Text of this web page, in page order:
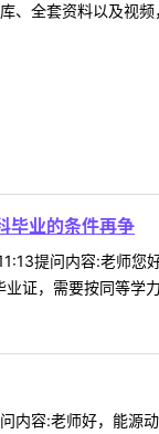
、全套资料以及视
毕业的条件再争
提问内容:老师您
证，需要按同等学
容:老师好，能源